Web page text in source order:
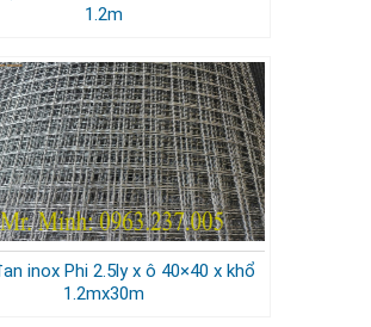
1.2m
inox Phi 2.5ly x ô 40×40 x khổ
1.2mx30m